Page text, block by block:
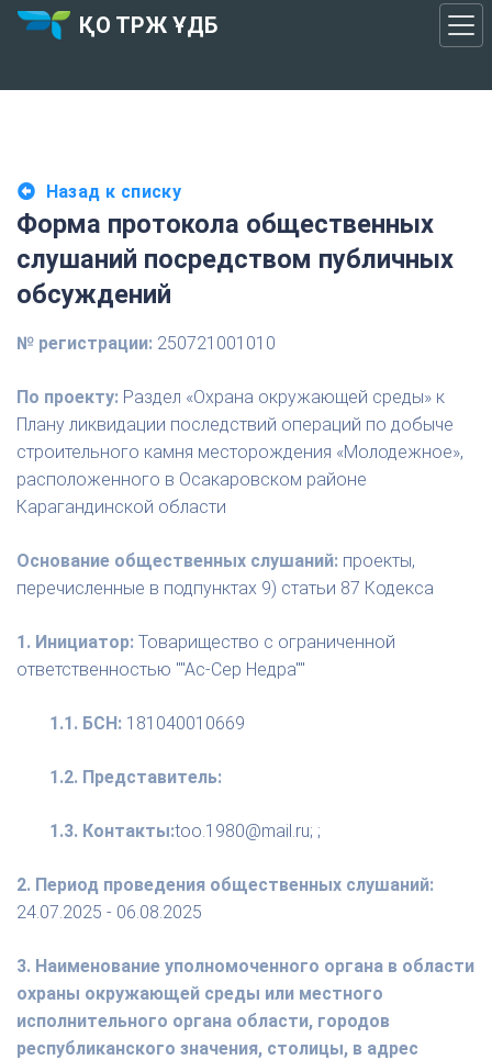
ҚО ТРЖ ҰДБ
Назад к списку
Форма протокола общественных
слушаний посредством публичных
обсуждений
№ регистрации: 250721001010
По проекту: Раздел «Охрана окружающей среды» к
Плану ликвидации последствий операций по добыче
строительного камня месторождения «Молодежное»,
расположенного в Осакаровском районе
Карагандинской области
Основание общественных слушаний: проекты,
перечисленные в подпунктах 9) статьи 87 Кодекса
1. Инициатор: Товарищество с ограниченной
ответственностью ""Ас-Сер Недра""
1.1. БСН: 181040010669
1.2. Представитель:
1.3. Контакты:too.1980@mail.ru; ;
2. Период проведения общественных слушаний:
24.07.2025 - 06.08.2025
3. Наименование уполномоченного органа в области
охраны окружающей среды или местного
исполнительного органа области, городов
республиканского значения, столицы, в адрес